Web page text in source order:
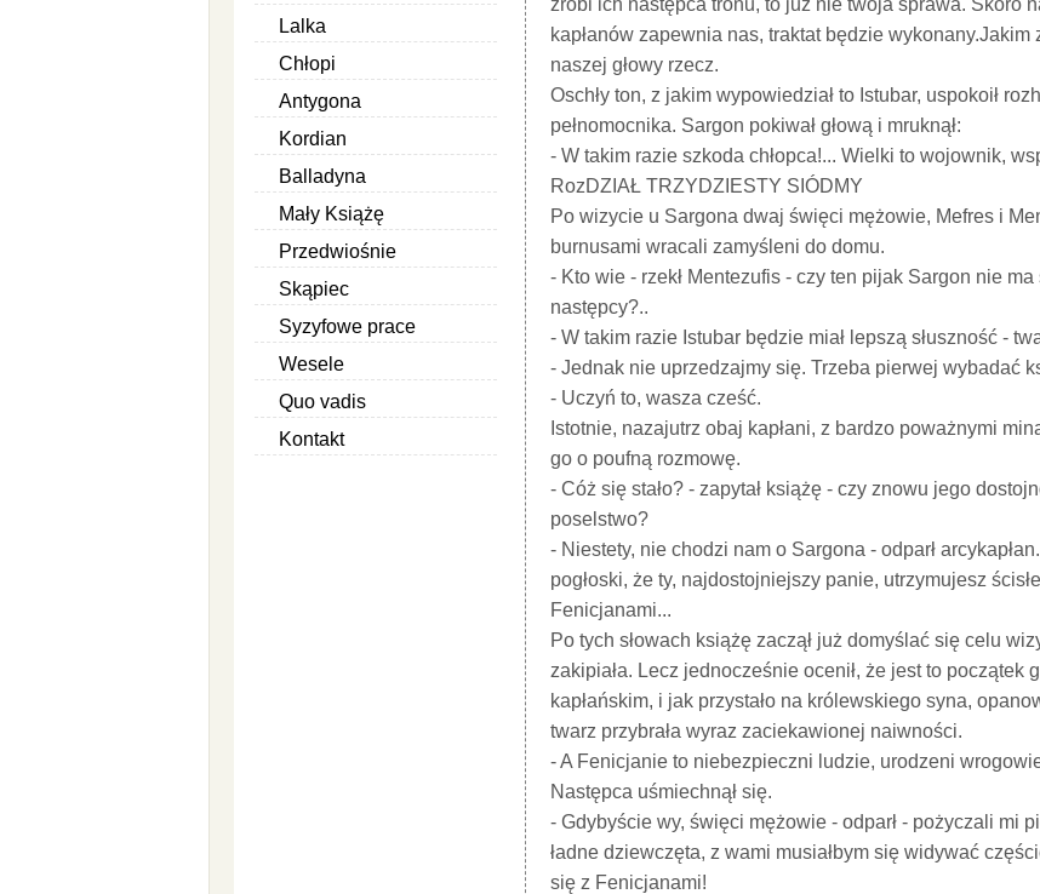
Lalka
Chłopi
Antygona
Kordian
Balladyna
Mały Książę
Przedwiośnie
Skąpiec
Syzyfowe prace
Wesele
Quo vadis
Kontakt
zrobi ich następca tronu, to już nie twoja sprawa. Skoro
kapłanów zapewnia nas, traktat będzie
naszej głowy rzecz.
Oschły ton, z jakim wypowiedział to Istubar, uspokoił
pełnomocnika. Sargon pokiwał głową i mruknął:
- W takim razie szkoda chłopca!... Wielki to wojownik,
RozDZIAŁ TRZYDZIESTY SIÓDMY
Po wizycie u Sargona dwaj święci mężowie, Mefres i
burnusami wracali zamyśleni do domu.
- Kto wie - rzekł Mentezufis - czy ten pijak Sargon nie
następcy?..
- W takim razie Istubar będzie miał lepszą słuszność -
- Jednak nie uprzedzajmy się. Trzeba pierwej wybadać
- Uczyń to, wasza cześć.
Istotnie, nazajutrz obaj kapłani, z bardzo poważnymi
go o poufną rozmowę.
- Cóż się stało? - zapytał książę - czy znowu jego
poselstwo?
- Niestety, nie chodzi nam o Sargona - odparł
pogłoski, że ty, najdostojniejszy panie, utrzymujesz
Fenicjanami...
Po tych słowach książę zaczął już domyślać się celu
zakipiała. Lecz jednocześnie ocenił, że jest to początek
kapłańskim, i jak przystało na królewskiego syna,
twarz przybrała wyraz zaciekawionej naiwności.
- A Fenicjanie to niebezpieczni ludzie, urodzeni
Następca uśmiechnął się.
- Gdybyście wy, święci mężowie - odparł - pożyczali mi
ładne dziewczęta, z wami musiałbym się widywać
się z Fenicjanami!